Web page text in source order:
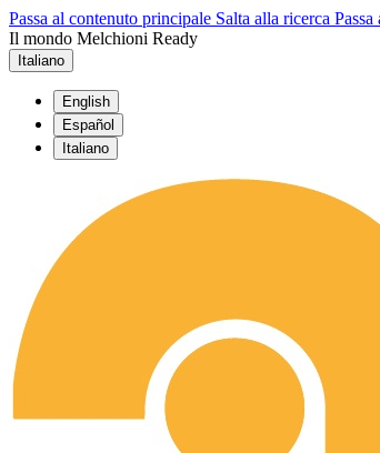
Passa al contenuto principale Salta alla ricerca
Il mondo Melchioni Ready
Italiano
English
Español
Italiano